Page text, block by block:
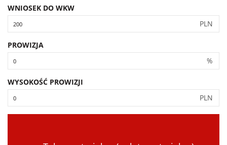
WNIOSEK DO WKW
PLN
PROWIZJA
%
WYSOKOŚĆ PROWIZJI
PLN